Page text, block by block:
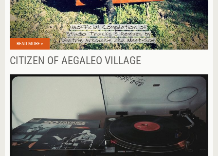
READ MORE »
CITIZEN OF AEGALEO VILLAGE